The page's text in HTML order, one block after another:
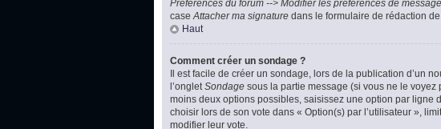
Préférences du forum --> Modifier les préférences de message
caseAttacher ma signature dans le formulaire de rédaction
Haut
Comment créer un sondage ?
Il est facile de créer un sondage, lors de la publication d’un
l’ongletSondage sous la partie message (si vous ne le
moins deux options possibles, saisissez une option par ligne
choisir lors de son vote dans « Option(s) par l’utilisateur »,
modifier leur vote.